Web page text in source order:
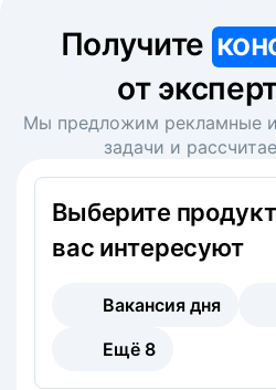
Получите
от
Мы предложим рекламные
задачи и
Выберите
вас интересуют
Вакансия дня
Ещё 8